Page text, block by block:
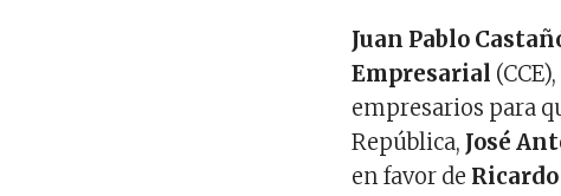
Juan Pablo
Empresarial
empresarios para
República, José
en favor de